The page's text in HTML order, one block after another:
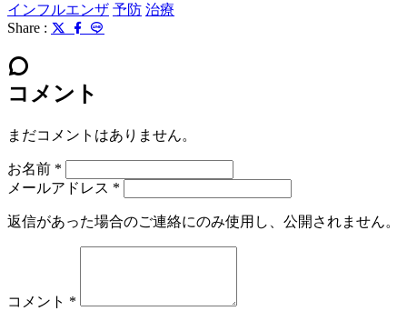
インフルエンザ 予防 治療
Share :
コメント
まだコメントはありません。
お名前 *
メールアドレス *
返信があった場合のご連絡にのみ使用し、公開されません。
コメント *